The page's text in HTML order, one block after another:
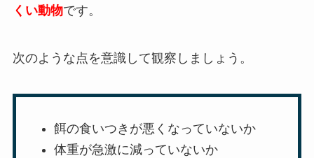
くい動物です。
次のような点を意識して観察しましょう。
餌の食いつきが悪くなっていないか
体重が急激に減っていないか